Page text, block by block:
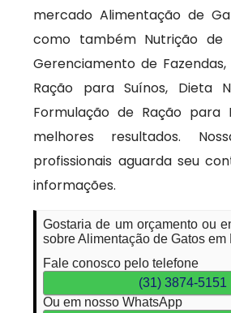
mercado Alimentação de
como também Nutrição de
Gerenciamento de
Ração para Suínos, Dieta
Formulação de Ração para
melhores resultados.
profissionais aguarda seu
informações.
Gostaria de um orçamento ou
sobre Alimentação de Gatos em
Fale conosco pelo telefone
(31) 3874-5151
Ou em nosso WhatsApp